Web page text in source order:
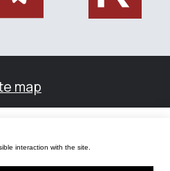
наилучшего взаимодействия с
interaction with the site.